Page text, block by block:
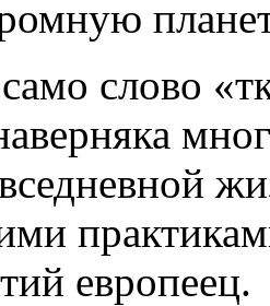
слово
европеец.